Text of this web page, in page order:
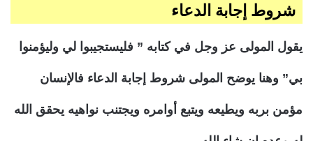
شروط إجابة الدعاء
يقول المولى عز وجل في كتابه ” فليستجيبوا لي وليؤمنوا
بي” وهنا يوضح المولى شروط إجابة الدعاء فالإنسان
مؤمن بربه ويطيعه ويتبع أوامره ويجتنب نواهيه يحقق الله